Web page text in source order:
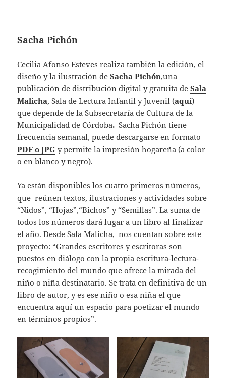
Sacha Pichón
Cecilia Afonso Esteves realiza también la edición, el
diseño y la ilustración deSacha Pichón,una
publicación de distribución digital y gratuita deSala
Malicha, Sala de Lectura Infantil y Juvenil (aquí)
que depende de la Subsecretaría de Cultura de la
Municipalidad de Córdoba.Sacha Pichón tiene
frecuencia semanal, puede descargarse en formato
PDF o JPG y permite la impresión hogareña (a color
o en blanco y negro).
Ya están disponibles los cuatro primeros números,
que reúnen textos, ilustraciones y actividades sobre
“Nidos”, “Hojas”,“Bichos” y “Semillas”. La suma de
todos los números dará lugar a un libro al finalizar
el año. Desde Sala Malicha, nos cuentan sobre este
proyecto: “Grandes escritores y escritoras son
puestos en diálogo con la propia escritura-lectura-
recogimiento del mundo que ofrece la mirada del
niño o niña destinatario. Se trata en definitiva de un
libro de autor, y es ese niño o esa niña el que
encuentra aquí un espacio para poetizar el mundo
en términos propios”.